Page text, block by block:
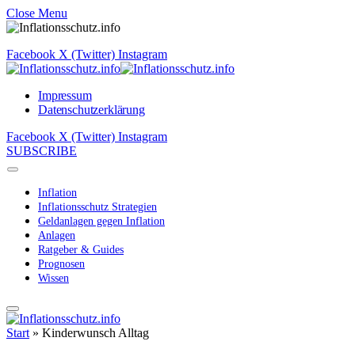
Close Menu
Facebook X (Twitter) Instagram
Impressum
Datenschutzerklärung
Facebook X (Twitter) Instagram
SUBSCRIBE
Inflation
Inflationsschutz Strategien
Geldanlagen gegen Inflation
Anlagen
Ratgeber & Guides
Prognosen
Wissen
Start » Kinderwunsch Alltag